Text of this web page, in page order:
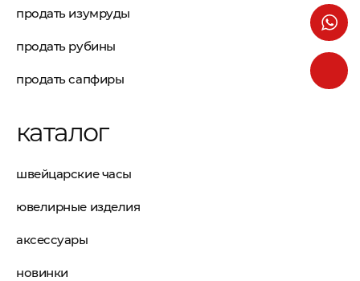
продать изумруды
продать рубины
продать сапфиры
каталог
швейцарские часы
ювелирные изделия
аксессуары
новинки